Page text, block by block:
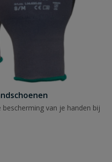
van je handen bij